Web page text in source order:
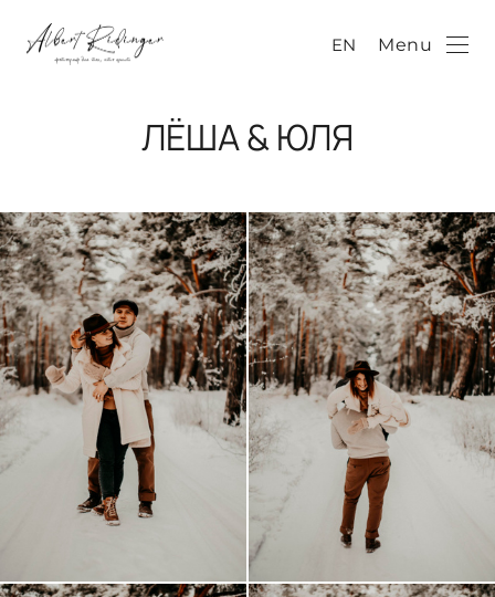
EN Menu
ЛЁША & ЮЛЯ